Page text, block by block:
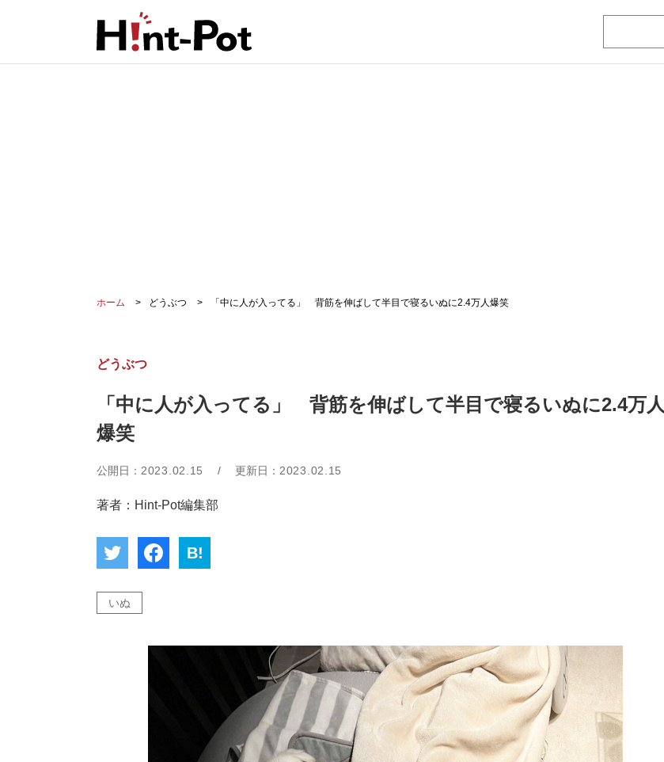
ホーム どうぶつ 「中に人が入ってる」 背筋を伸ばして半目で寝るいぬに2.4万人爆笑
どうぶつ
「中に人が入ってる」 背筋を伸ばして半目で寝るいぬに2.4万人
爆笑
公開日： 2023.02.15 / 更新日： 2023.02.15
著者：Hint-Pot編集部
B!
いぬ